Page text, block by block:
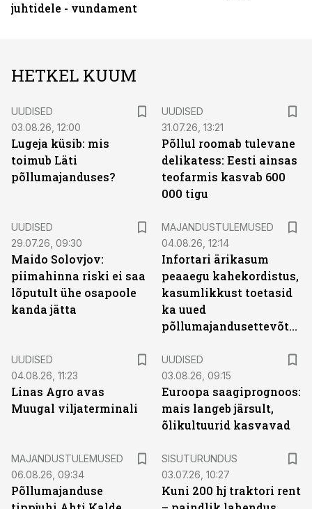
juhtidele - vundament
HETKEL KUUM
UUDISED
03.08.26, 12:00
Lugeja küsib: mis
toimub Läti
põllumajanduses?
UUDISED
31.07.26, 13:21
Põllul roomab tulevane
delikatess: Eesti ainsas
teofarmis kasvab 600
000 tigu
UUDISED
29.07.26, 09:30
Maido Solovjov:
piimahinna riski ei saa
lõputult ühe osapoole
kanda jätta
MAJANDUSTULEMUSED
04.08.26, 12:14
Infortari ärikasum
peaaegu kahekordistus,
kasumlikkust toetasid
ka uued
põllumajandusettevõtted
UUDISED
04.08.26, 11:23
Linas Agro avas
Muugal viljaterminali
UUDISED
03.08.26, 09:15
Euroopa saagiprognoos:
mais langeb järsult,
õlikultuurid kasvavad
MAJANDUSTULEMUSED
06.08.26, 09:34
Põllumajanduse
SISUTURUNDUS
03.07.26, 10:27
Kuni 200 hj traktori rent